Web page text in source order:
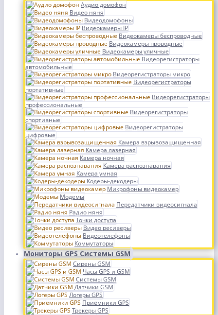
Аудио домофон
Видео няня
Видеодомофоны
Видеокамеры IP
Видеокамеры беспроводные
Видеокамеры проводные
Видеокамеры уличные
Видеорегистраторы
автомобильные
Видеорегистраторы микро
Видеорегистраторы
портативные
Видеорегистраторы
профессиональные
Видеорегистраторы
спортивные
Видеорегистраторы
цифровые
Камера взрывозащищенная
Камера лазерная
Камера ночная
Камера распознавания
Камера умная
Кодеры-декодеры
Микрофоны видеокамер
Модемы
Передатчики видеосигнала
Радио няня
Точки доступа
Видео ресиверы
Видеотелефоны
Коммутаторы
Мониторы GPS Системы GSM
Сирены GSM
Часы GPS и GSM
Системы GSM
Датчики GSM
Логеры GPS
Приёмники GPS
Трекеры GPS